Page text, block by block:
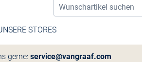
STORES
gerne: service@vangraaf.com